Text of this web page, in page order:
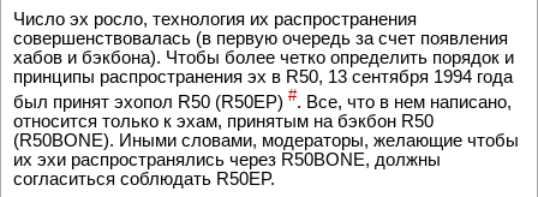
Число эх росло, технология их распространения
совершенствовалась (в первую очередь за счет появления
хабов и бэкбона). Чтобы более четко определить порядок и
принципы распространения эх в R50, 13 сентября 1994 года
был принят эхопол R50 (R50EP) #. Все, что в нем написано,
относится только к эхам, принятым на бэкбон R50
(R50BONE). Иными словами, модераторы, желающие чтобы
их эхи распространялись через R50BONE, должны
согласиться соблюдать R50EP.